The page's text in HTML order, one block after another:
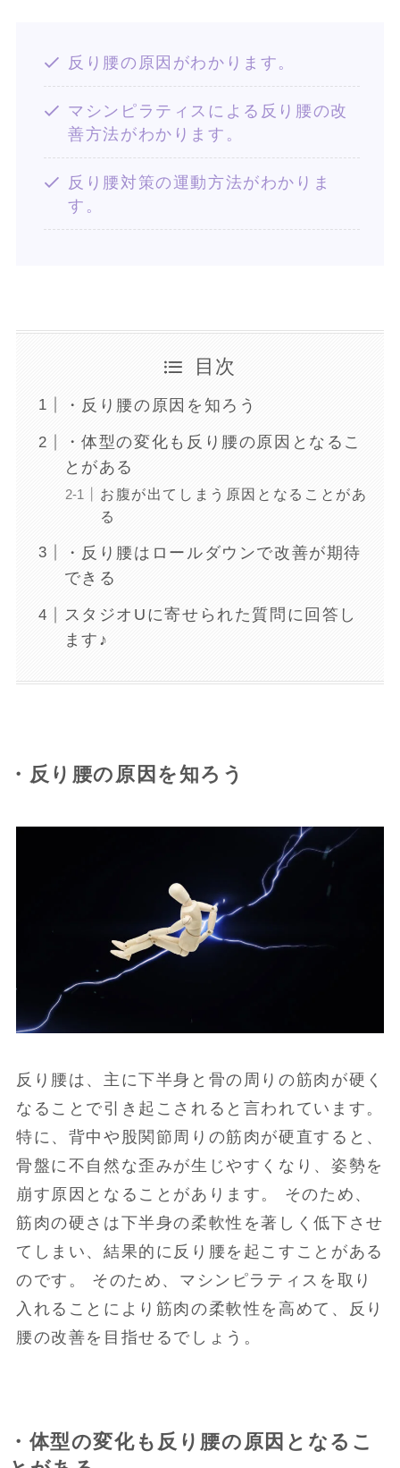
反り腰の原因がわかります。
マシンピラティスによる反り腰の改
善方法がわかります。
反り腰対策の運動方法がわかりま
す。
目次
・反り腰の原因を知ろう
・体型の変化も反り腰の原因となるこ
とがある
お腹が出てしまう原因となることがあ
る
・反り腰はロールダウンで改善が期待
できる
スタジオUに寄せられた質問に回答し
ます♪
・反り腰の原因を知ろう
反り腰は、主に下半身と骨の周りの筋肉が硬く
なることで引き起こされると言われています。
特に、背中や股関節周りの筋肉が硬直すると、
骨盤に不自然な歪みが生じやすくなり、姿勢を
崩す原因となることがあります。 そのため、
筋肉の硬さは下半身の柔軟性を著しく低下させ
てしまい、結果的に反り腰を起こすことがある
のです。 そのため、マシンピラティスを取り
入れることにより筋肉の柔軟性を高めて、反り
腰の改善を目指せるでしょう。
・体型の変化も反り腰の原因となるこ